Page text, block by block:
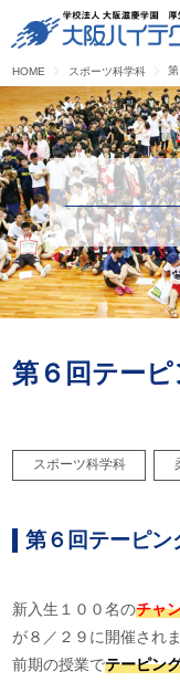
HOME スポーツ科学科
第６回テーピ
スポーツ科学科
第６回テーピン
新入生１００名のチャ
が８／２９に開催され
前期の授業でテーピン